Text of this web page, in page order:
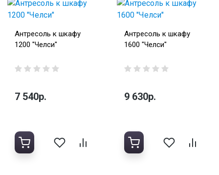
Антресоль к шкафу
1200 "Челси"
7 540р.
Антресоль к шкафу
1600 "Челси"
9 630р.